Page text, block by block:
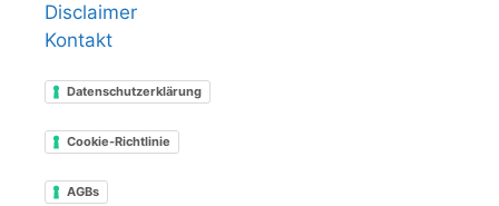
Disclaimer
Kontakt
Datenschutzerklärung
Cookie-Richtlinie
AGBs